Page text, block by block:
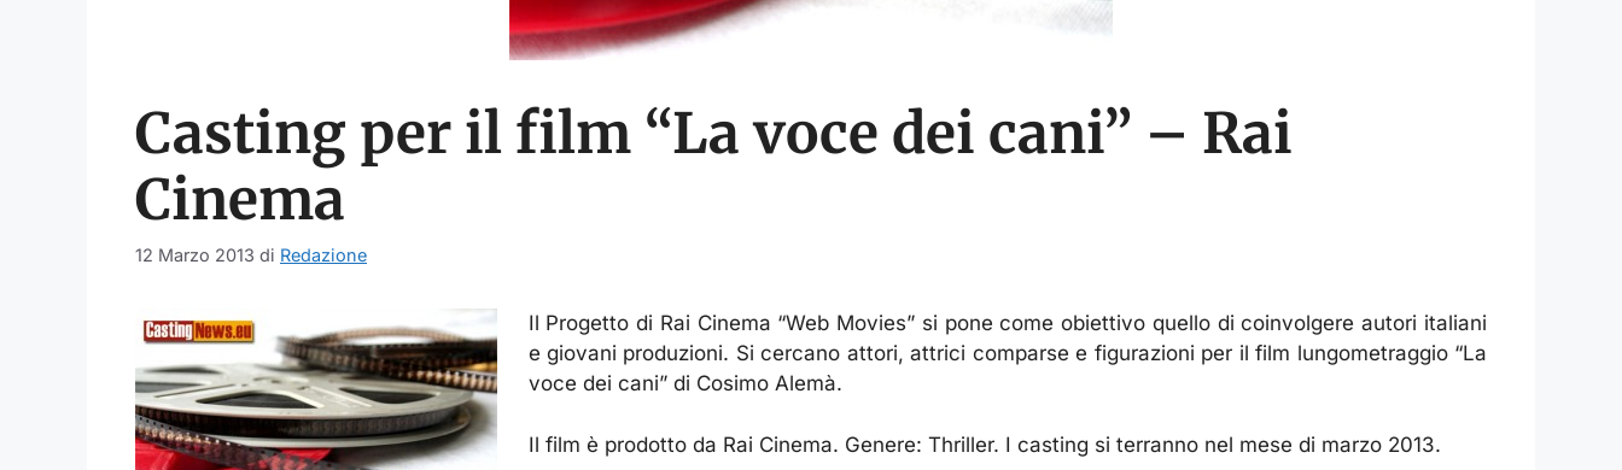
Casting per il film “La voce dei cani” – Rai
Cinema
12 Marzo 2013 di Redazione
Il Progetto di Rai Cinema “Web Movies” si pone come obiettivo quello di coinvolgere autori italiani
e giovani produzioni. Si cercano attori, attrici comparse e figurazioni per il film lungometraggio “La
voce dei cani” di Cosimo Alemà.
Il film è prodotto da Rai Cinema. Genere: Thriller. I casting si terranno nel mese di marzo 2013.